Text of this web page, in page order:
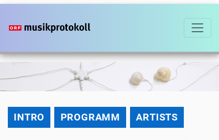
Direkt
zum
INTRO
PROGRAMM ARTISTS